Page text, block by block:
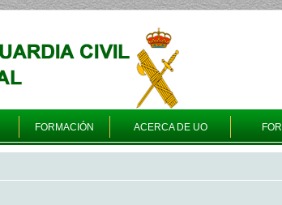
FORMACIÓN ACERCA DE UO